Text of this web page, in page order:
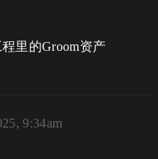
里的Groom资产
9:34am